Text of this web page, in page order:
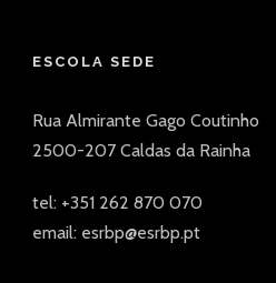
ESCOLA SEDE
Rua Almirante Gago Coutinho
2500-207 Caldas da Rainha
tel: +351 262 870 070
email: esrbp@esrbp.pt